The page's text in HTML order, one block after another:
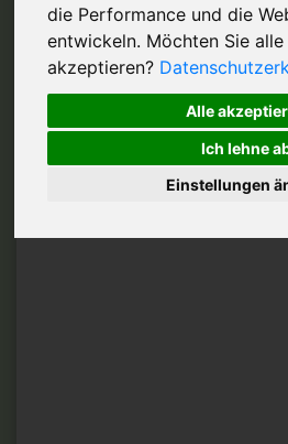
die Performance und die
entwickeln. Möchten Sie
akzeptieren?
Alle
Ich lehne
Einstellungen